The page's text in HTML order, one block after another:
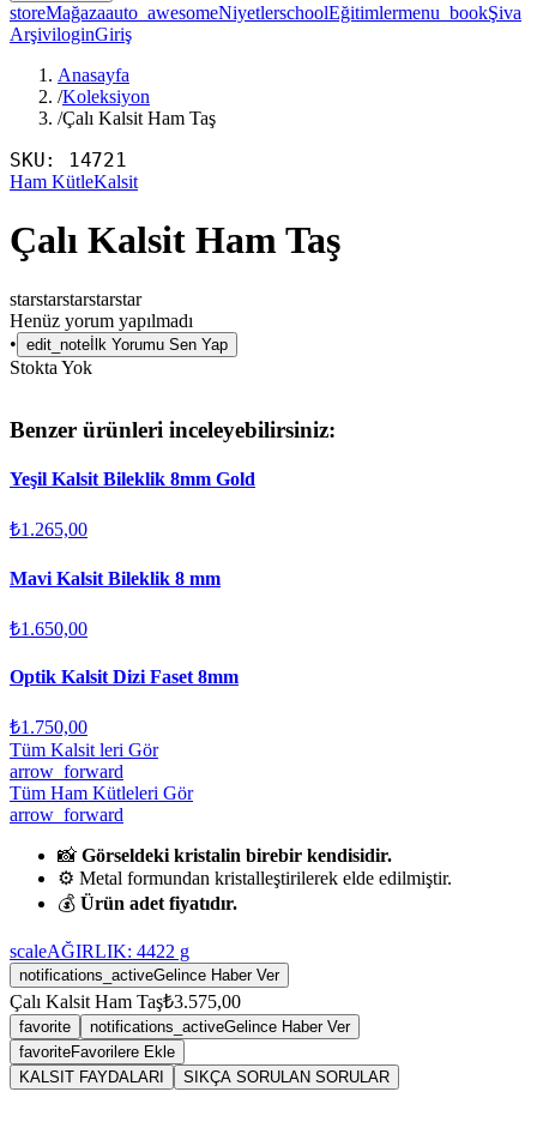
storeMağazaauto_awesomeNiyetlerschoolEğitimlermenu_bookŞiva
ArşiviloginGiriş
Anasayfa
/Koleksiyon
/Çalı Kalsit Ham Taş
SKU: 14721
Ham KütleKalsit
Çalı Kalsit Ham Taş
starstarstarstarstar
Henüz yorum yapılmadı
• edit_note İlk Yorumu Sen Yap
Stokta Yok
Benzer ürünleri inceleyebilirsiniz:
Yeşil Kalsit Bileklik 8mm Gold
₺1.265,00
Mavi Kalsit Bileklik 8 mm
₺1.650,00
Optik Kalsit Dizi Faset 8mm
₺1.750,00
Tüm Kalsit leri Gör
arrow_forward
Tüm Ham Kütleleri Gör
arrow_forward
📸 Görseldeki kristalin birebir kendisidir.
⚙️ Metal formundan kristalleştirilerek elde edilmiştir.
💰 Ürün adet fiyatıdır.
scaleAĞIRLIK: 4422 g
notifications_activeGelince Haber Ver
Çalı Kalsit Ham Taş₺3.575,00
favorite notifications_activeGelince Haber Ver
favoriteFavorilere Ekle
KALSIT FAYDALARI
SIKÇA SORULAN SORULAR